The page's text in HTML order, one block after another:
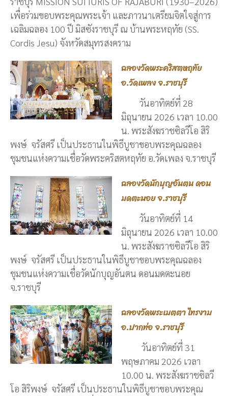
เพื่อร่วมขอบพระคุณพระเจ้า และภาวนาเตรียมจิตใจสู่การ
เฉลิมฉลอง 100 ปี มิสซังราชบุรี ณ บ้านพระหฤทัย (SS.
Cordis Jesu) จังหวัดสมุทรสงคราม
ฉลองวัดพระคริสตหฤทัย
อ.วัดเพลง จ.ราชบุรี
วันอาทิตย์ที่ 28
มิถุนายน 2026 เวลา 10.00
น. พระสังฆราชซิลวีโอ สิริ
พงษ์ จรัสศรี เป็นประธานในพิธีบูชาขอบพระคุณฉลอง
ชุมชนแห่งความเชื่อวัดพระคริสตหฤทัย อ.วัดเพลง จ.ราชบุรี
ฉลองวัดนักบุญอันตน ดอน
มดตะนอย จ.ราชบุรี
วันอาทิตย์ที่ 14
มิถุนายน 2026 เวลา 10.00
น. พระสังฆราชซิลวีโอ สิริ
พงษ์ จรัสศรี เป็นประธานในพิธีบูชาขอบพระคุณฉลอง
ชุมชนแห่งความเชื่อวัดนักบุญอันตน ดอนมดตะนอย
จ.ราชบุรี
ฉลองวัดพระเมตตา ไทรงาม
อ.ปากท่อ จ.ราชบุรี
วันอาทิตย์ที่ 31
พฤษภาคม 2026 เวลา
10.00 น. พระสังฆราชซิลวี
โอ สิริพงษ์ จรัสศรี เป็นประธานในพิธีบูชาขอบพระคุณ